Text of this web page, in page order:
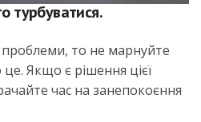
турбуватися.
то не марнуйте
Якщо є рішення цієї
час на занепокоєння